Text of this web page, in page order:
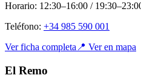
Horario: 12:30–16:00 /
Teléfono: +34 985 590 001
Ver ficha completa 📍 Ver en mapa
El Remo